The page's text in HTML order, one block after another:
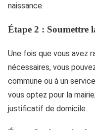
naissance.
Étape 2 : Soumettre
Une fois que vous avez
nécessaires, vous
commune ou à un
vous optez pour la
justificatif de domicile.